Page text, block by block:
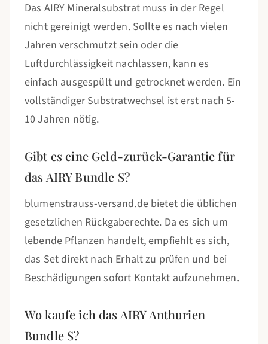
Das AIRY Mineralsubstrat muss in der Regel
nicht gereinigt werden. Sollte es nach vielen
Jahren verschmutzt sein oder die
Luftdurchlässigkeit nachlassen, kann es
einfach ausgespült und getrocknet werden. Ein
vollständiger Substratwechsel ist erst nach 5-
10 Jahren nötig.
Gibt es eine Geld-zurück-Garantie für
das AIRY Bundle S?
blumenstrauss-versand.de bietet die üblichen
gesetzlichen Rückgaberechte. Da es sich um
lebende Pflanzen handelt, empfiehlt es sich,
das Set direkt nach Erhalt zu prüfen und bei
Beschädigungen sofort Kontakt aufzunehmen.
Wo kaufe ich das AIRY Anthurien
Bundle S?